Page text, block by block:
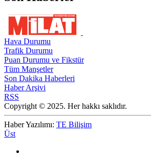
Hava Durumu
Trafik Durumu
Puan Durumu ve Fikstür
Tüm Manşetler
Son Dakika Haberleri
Haber Arşivi
RSS
Copyright © 2025. Her hakkı saklıdır.
Haber Yazılımı: TE Bilişim
Üst